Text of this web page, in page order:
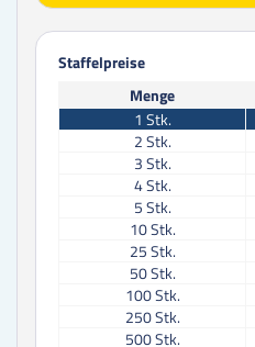
Staffelpreise
Menge
1 Stk.
2Stk.
3Stk.
4Stk.
5Stk.
10Stk.
25Stk.
50Stk.
100Stk.
250Stk.
500Stk.